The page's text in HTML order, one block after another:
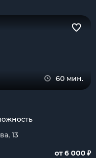
60 мин.
13
от 6 000 ₽